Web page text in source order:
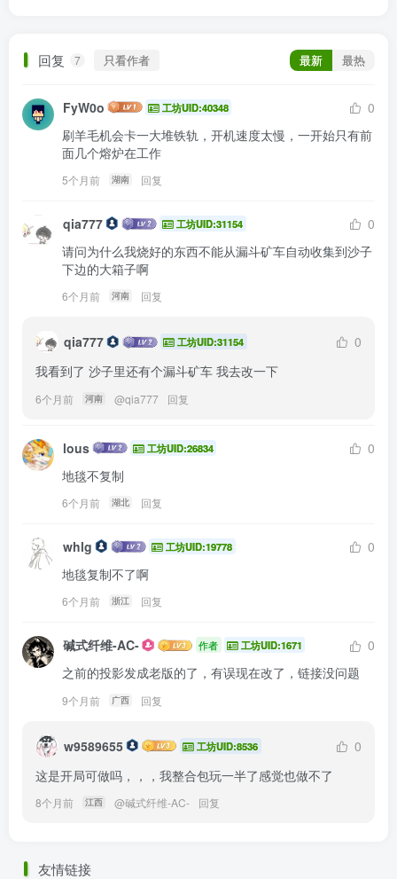
回复 7 只看作者 最新 最热
FyW0o 工坊UID:40348
0
刷羊毛机会卡一大堆铁轨，开机速度太慢，一开始只有前
面几个熔炉在工作
5个月前 湖南 回复
qia777 工坊UID:31154
0
请问为什么我烧好的东西不能从漏斗矿车自动收集到沙子
下边的大箱子啊
6个月前 河南 回复
qia777 工坊UID:31154
0
我看到了 沙子里还有个漏斗矿车 我去改一下
6个月前 河南 @qia777 回复
lous 工坊UID:26834
0
地毯不复制
6个月前 湖北 回复
whlg 工坊UID:19778
0
地毯复制不了啊
6个月前 浙江 回复
碱式纤维-AC- 作者 工坊UID:1671
0
之前的投影发成老版的了，有误现在改了，链接没问题
9个月前 广西 回复
w9589655 工坊UID:8536
0
这是开局可做吗，，，我整合包玩一半了感觉也做不了
8个月前 江西 @碱式纤维-AC- 回复
友情链接